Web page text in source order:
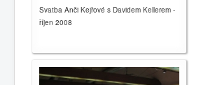
Svatba Anči Kejřové s Davidem Kellerem -
říjen 2008